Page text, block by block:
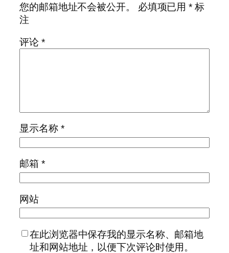
您的邮箱地址不会被公开。
必填项已用* 标
注
评论 *
显示名称 *
邮箱 *
网站
在此浏览器中保存我的显示名称、邮箱地
址和网站地址，以便下次评论时使用。